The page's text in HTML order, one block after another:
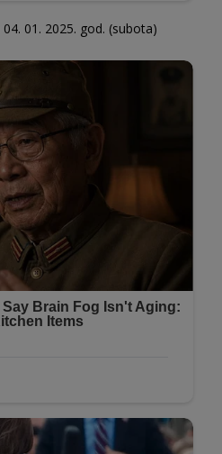
01. 2025. god. (subota)